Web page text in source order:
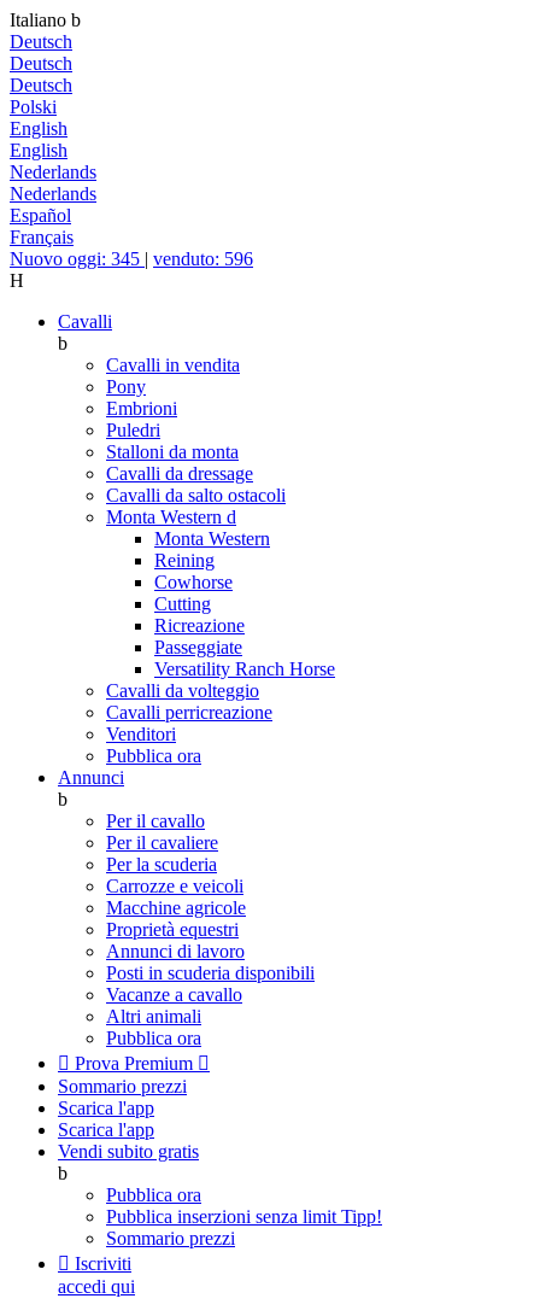
Italiano b
Deutsch
Deutsch
Deutsch
Polski
English
English
Nederlands
Nederlands
Español
Français
Nuovo oggi: 345 | venduto: 596
H
Cavalli
b
Cavalli in vendita
Pony
Embrioni
Puledri
Stalloni da monta
Cavalli da dressage
Cavalli da salto ostacoli
Monta Western d
Monta Western
Reining
Cowhorse
Cutting
Ricreazione
Passeggiate
Versatility Ranch Horse
Cavalli da volteggio
Cavalli perricreazione
Venditori
Pubblica ora
Annunci
b
Per il cavallo
Per il cavaliere
Per la scuderia
Carrozze e veicoli
Macchine agricole
Proprietà equestri
Annunci di lavoro
Posti in scuderia disponibili
Vacanze a cavallo
Altri animali
Pubblica ora
 Prova Premium 
Sommario prezzi
Scarica l'app
Scarica l'app
Vendi subito gratis
b
Pubblica ora
Pubblica inserzioni senza limit Tipp!
Sommario prezzi
 Iscriviti
accedi qui